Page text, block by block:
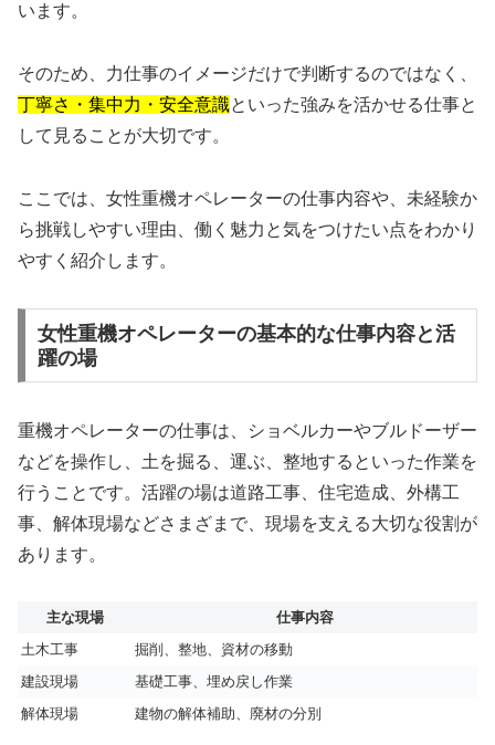
います。
そのため、力仕事のイメージだけで判断するのではなく、
丁寧さ・集中力・安全意識といった強みを活かせる仕事と
して見ることが大切です。
ここでは、女性重機オペレーターの仕事内容や、未経験か
ら挑戦しやすい理由、働く魅力と気をつけたい点をわかり
やすく紹介します。
女性重機オペレーターの基本的な仕事内容と活
躍の場
重機オペレーターの仕事は、ショベルカーやブルドーザー
などを操作し、土を掘る、運ぶ、整地するといった作業を
行うことです。活躍の場は道路工事、住宅造成、外構工
事、解体現場などさまざまで、現場を支える大切な役割が
あります。
主な現場
仕事内容
土木工事
掘削、整地、資材の移動
建設現場
基礎工事、埋め戻し作業
解体現場
建物の解体補助、廃材の分別